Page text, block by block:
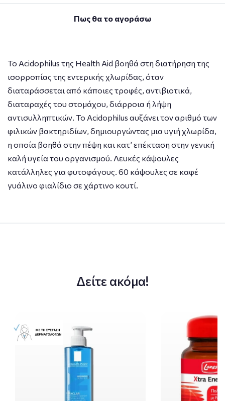
Πως θα το αγοράσω
Το Αcidophilus της Ηealth Aid βοηθά στη διατήρηση της
ισορροπίας της εντερικής χλωρίδας, όταν
διαταράσσεται από κάποιες τροφές, αντιβιοτικά,
διαταραχές του στομάχου, διάρροια ή λήψη
αντισυλληπτικών. Το Acidophilus αυξάνει τον αριθμό των
φιλικών βακτηριδίων, δημιουργώντας μια υγιή χλωρίδα,
η οποία βοηθά στην πέψη και κατ’ επέκταση στην γενική
καλή υγεία του οργανισμού. Λευκές κάψουλες
κατάλληλες για φυτοφάγους. 60 κάψουλες σε καφέ
γυάλινο φιαλίδιο σε χάρτινο κουτί.
Δείτε ακόμα!